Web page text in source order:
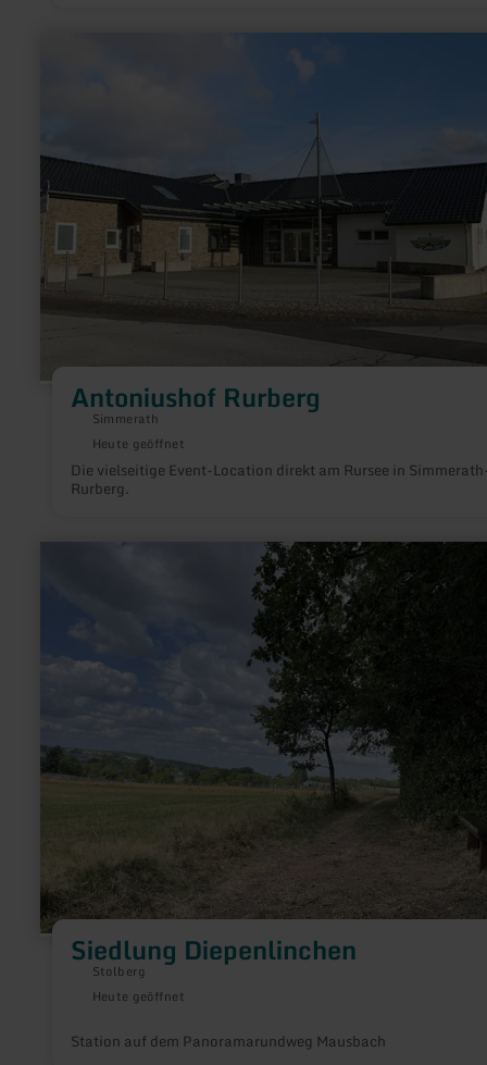
Antoniushof Rurberg
Simmerath
Heute geöffnet
Die vielseitige Event-Location direkt am Rursee in
Rurberg.
Siedlung Diepenlinchen
Stolberg
Heute geöffnet
Station auf dem Panoramarundweg Mausbach